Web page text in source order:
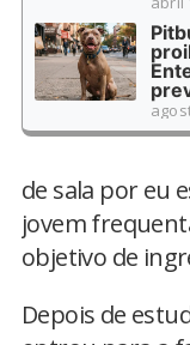
de sala por eu
jovem
objetivo de
Depois de